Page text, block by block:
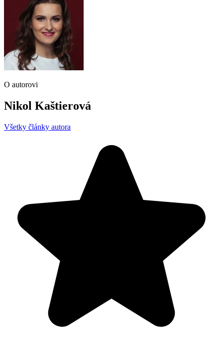
O autorovi
Nikol Kaštierová
Všetky články autora